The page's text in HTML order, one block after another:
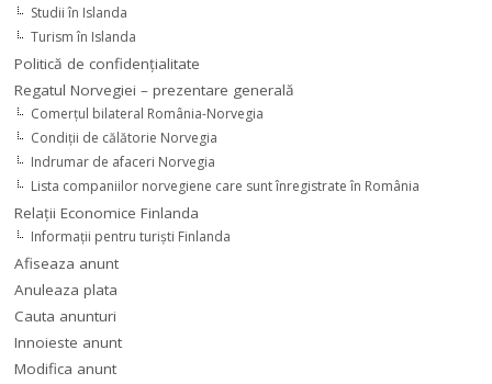
Studii în Islanda
Turism în Islanda
Politică de confidențialitate
Regatul Norvegiei – prezentare generală
Comerţul bilateral România-Norvegia
Condiții de călătorie Norvegia
Indrumar de afaceri Norvegia
Lista companiilor norvegiene care sunt înregistrate în România
Relaţii Economice Finlanda
Informaţii pentru turişti Finlanda
Afiseaza anunt
Anuleaza plata
Cauta anunturi
Innoieste anunt
Modifica anunt